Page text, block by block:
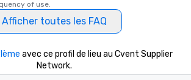
cuisines and dishes.
high standards to
delight any palate. Tours Available
group experience,
of use.
Afficher toutes les FAQ
avec ce profil de lieu au Cvent Supplier
Network.